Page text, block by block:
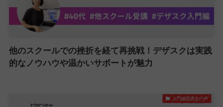
他のスクールでの挫折を経て再挑戦！デザスクは実践
的なノウハウや温かいサポートが魅力
入門編受講生の声